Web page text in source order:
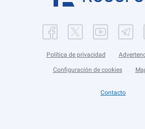
Política de privacidad
Configuración de cookies
Contacto